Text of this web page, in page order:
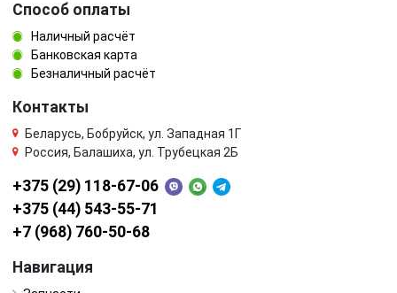
Способ оплаты
Наличный расчёт
Банковская карта
Безналичный расчёт
Контакты
Беларусь, Бобруйск, ул. Западная 1Г
Россия, Балашиха, ул. Трубецкая 2Б
+375 (29) 118-67-06
+375 (44) 543-55-71
+7 (968) 760-50-68
Навигация